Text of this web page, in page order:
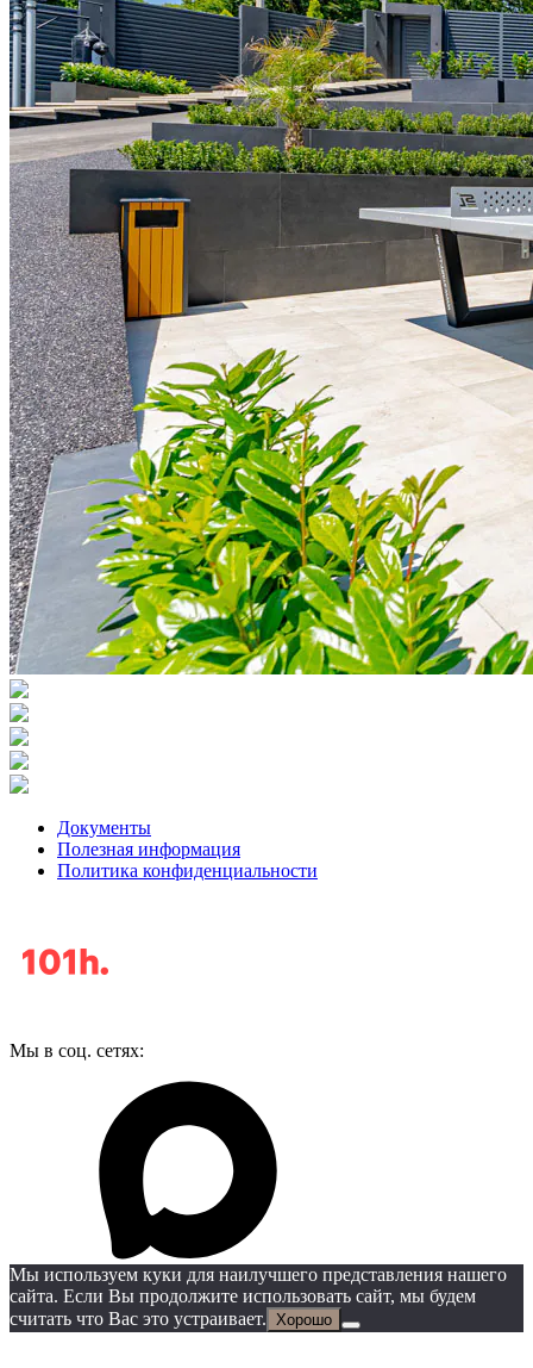
Документы
Полезная информация
Политика конфиденциальности
Мы в соц. сетях:
Мы используем куки для наилучшего представления нашего
сайта. Если Вы продолжите использовать сайт, мы будем
считать что Вас это устраивает. Хорошо